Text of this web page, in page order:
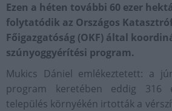
Ezen a héten további 60 ezer
folytatódik az Országos
Főigazgatóság (OKF) által
szúnyoggyérítési program.
Mukics Dániel emlékeztetett: a
program keretében eddig 316
település környékén irtották a